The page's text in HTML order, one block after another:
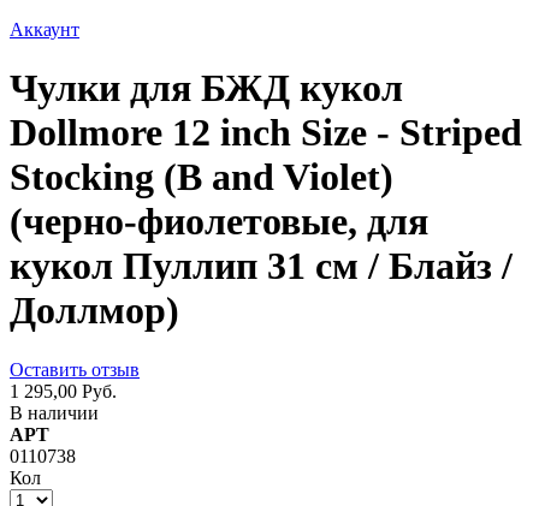
Аккаунт
Чулки для БЖД кукол
Dollmore 12 inch Size - Striped
Stocking (B and Violet)
(черно-фиолетовые, для
кукол Пуллип 31 см / Блайз /
Доллмор)
Оставить отзыв
1 295,00 Руб.
В наличии
АРТ
0110738
Кол